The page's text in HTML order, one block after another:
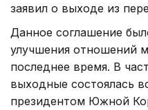
заявил о выходе из
Данное соглашение
улучшения отношений
последнее время. В
выходные состоялась
президентом Южной